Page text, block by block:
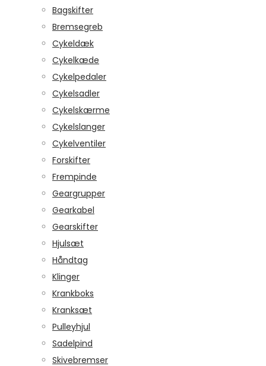
Bagskifter
Bremsegreb
Cykeldæk
Cykelkæde
Cykelpedaler
Cykelsadler
Cykelskærme
Cykelslanger
Cykelventiler
Forskifter
Frempinde
Geargrupper
Gearkabel
Gearskifter
Hjulsæt
Håndtag
Klinger
Krankboks
Kranksæt
Pulleyhjul
Sadelpind
Skivebremser